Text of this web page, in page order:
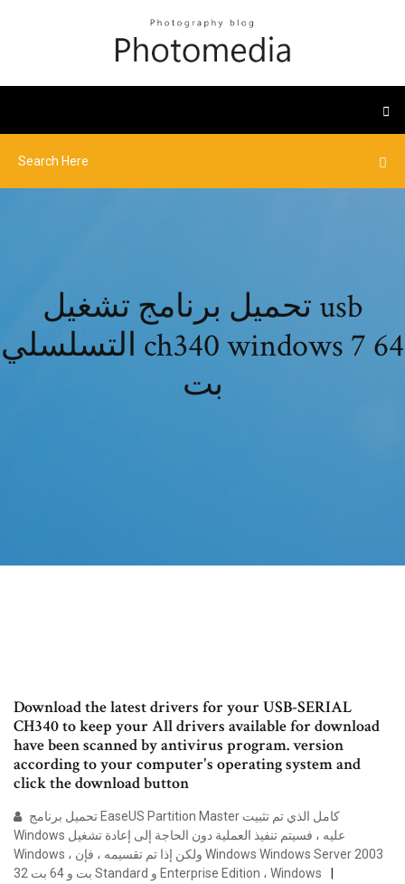
تحميل برنامج تشغيل usb
التسلسلي ch340 windows 7 64
بت
Download the latest drivers for your USB-SERIAL
CH340 to keep your All drivers available for download
have been scanned by antivirus program. version
according to your computer's operating system and
click the download button
Windows عليه ، فسيتم تنفيذ العملية دون الحاجة إلى إعادة تشغيل
Windows ، ولكن إذا تم تقسيمه ، فإن Windows Windows Server 2003
32 بت و 64 بت Standard و Enterprise Edition ، Windows